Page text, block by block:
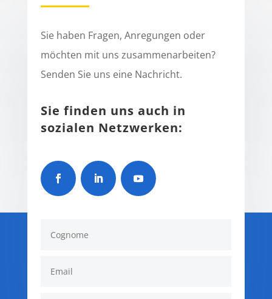
Sie haben Fragen, Anregungen oder
möchten mit uns zusammenarbeiten?
Senden Sie uns eine Nachricht.
Sie finden uns auch in
sozialen Netzwerken: